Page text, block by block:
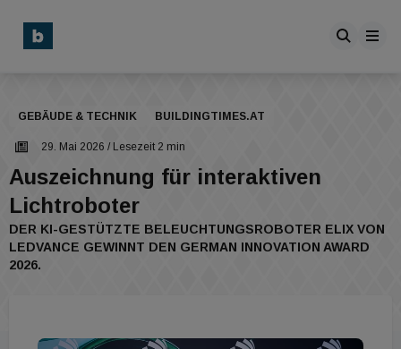
GEBÄUDE & TECHNIK BUILDINGTIMES.AT
29. Mai 2026 / Lesezeit 2 min
Auszeichnung für interaktiven
Lichtroboter
DER KI-GESTÜTZTE BELEUCHTUNGSROBOTER ELIX VON
LEDVANCE GEWINNT DEN GERMAN INNOVATION AWARD
2026.